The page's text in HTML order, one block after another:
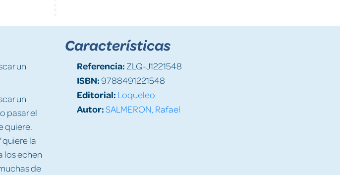
un
un
pasar el
quiere.
quiere la
los echen
de
Características
Referencia: ZLQ-J1221548
ISBN:9788491221548
Editorial: Loqueleo
Autor:SALMERON, Rafael